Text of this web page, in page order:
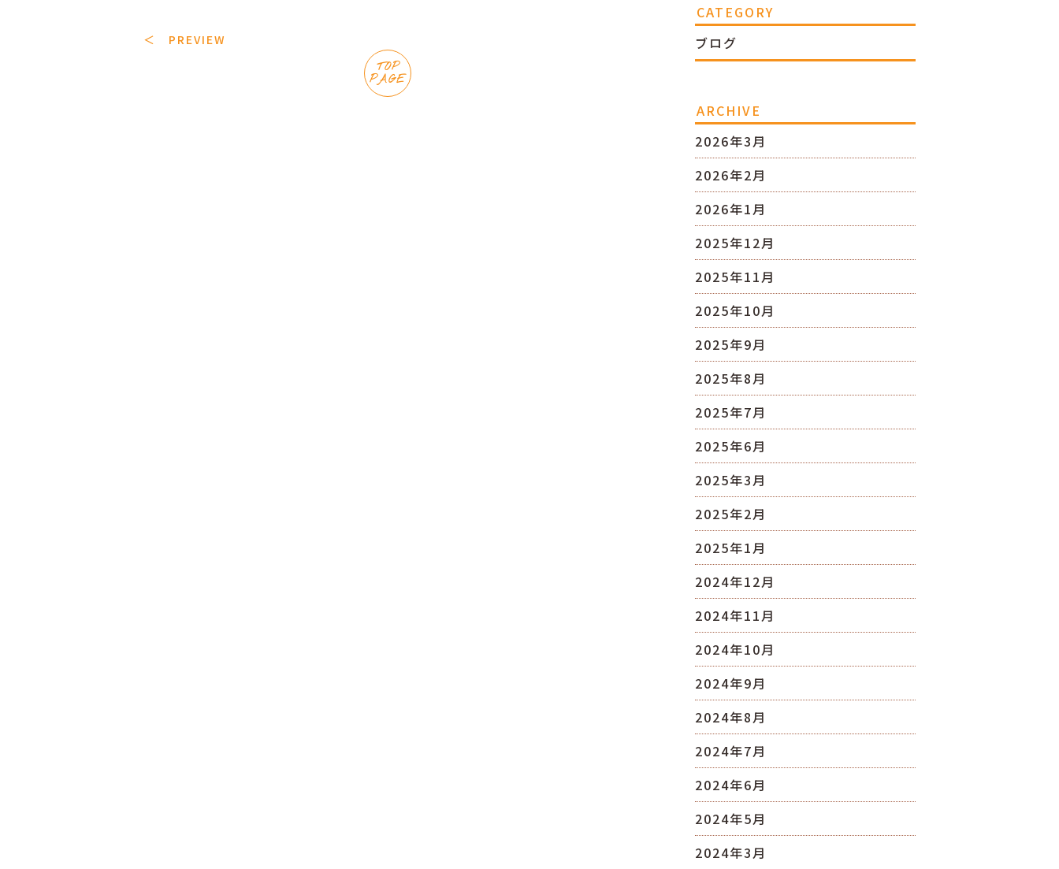
＜ PREVIEW
TOP
PAGE
CATEGORY
ブログ
ARCHIVE
2026年3月
2026年2月
2026年1月
2025年12月
2025年11月
2025年10月
2025年9月
2025年8月
2025年7月
2025年6月
2025年3月
2025年2月
2025年1月
2024年12月
2024年11月
2024年10月
2024年9月
2024年8月
2024年7月
2024年6月
2024年5月
2024年3月